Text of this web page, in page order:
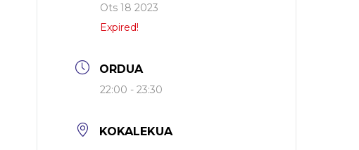
Ots 18 2023
Expired!
ORDUA
22:00 - 23:30
KOKALEKUA